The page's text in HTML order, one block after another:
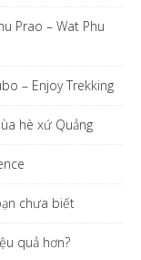
Prao – Wat Phu
– Enjoy Trekking
hè xứ Quảng
chưa biết
quả hơn?